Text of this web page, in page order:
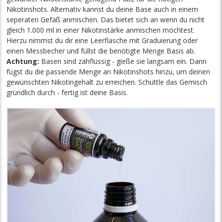
Nikotinshots. Alternativ kannst du deine Base auch in einem
seperaten Gefäß anmischen. Das bietet sich an wenn du nicht
gleich 1.000 ml in einer Nikotinstärke anmischen möchtest.
Hierzu nimmst du dir eine Leerflasche mit Graduierung oder
einen Messbecher und füllst die benötigte Menge Basis ab.
Achtung: Basen sind zähflüssig - gieße sie langsam ein. Dann
fügst du die passende Menge an Nikotinshots hinzu, um deinen
gewünschten Nikotingehalt zu erreichen. Schüttle das Gemisch
gründlich durch - fertig ist deine Basis.